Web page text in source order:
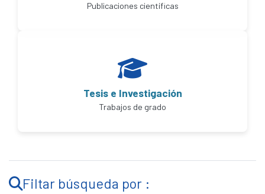
Publicaciones científicas
Tesis e Investigación
Trabajos de grado
Filtar búsqueda por :